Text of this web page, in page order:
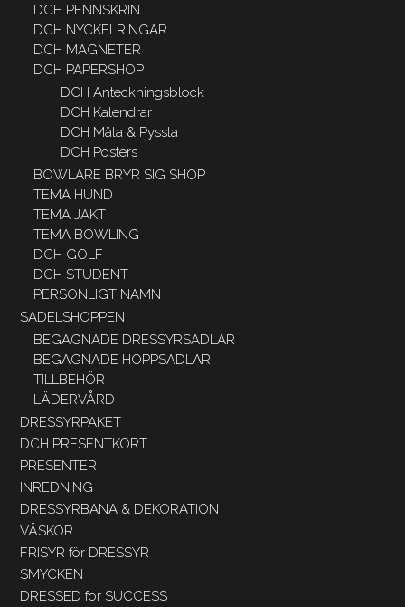
DCH PENNSKRIN
DCH NYCKELRINGAR
DCH MAGNETER
DCH PAPERSHOP
DCH Anteckningsblock
DCH Kalendrar
DCH Måla & Pyssla
DCH Posters
BOWLARE BRYR SIG SHOP
TEMA HUND
TEMA JAKT
TEMA BOWLING
DCH GOLF
DCH STUDENT
PERSONLIGT NAMN
SADELSHOPPEN
BEGAGNADE DRESSYRSADLAR
BEGAGNADE HOPPSADLAR
TILLBEHÖR
LÄDERVÅRD
DRESSYRPAKET
DCH PRESENTKORT
PRESENTER
INREDNING
DRESSYRBANA & DEKORATION
VÄSKOR
FRISYR för DRESSYR
SMYCKEN
DRESSED for SUCCESS